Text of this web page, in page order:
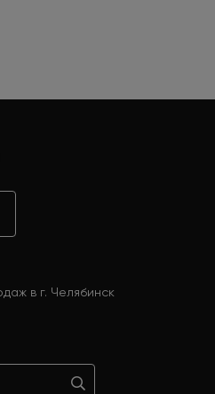
в г. Челябинск